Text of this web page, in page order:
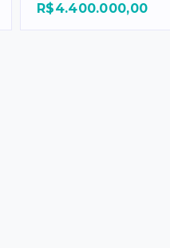
R$4.400.000,00